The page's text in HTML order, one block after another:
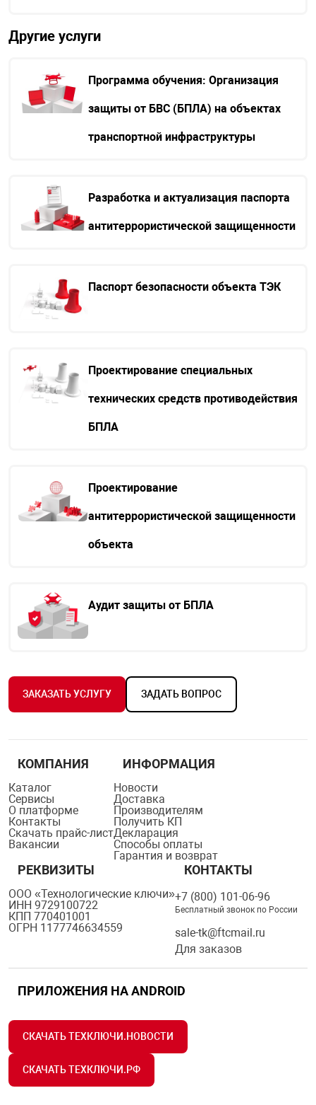
Другие услуги
Программа обучения: Организация
защиты от БВС (БПЛА) на объектах
транспортной инфраструктуры
Разработка и актуализация паспорта
антитеррористической защищенности
Паспорт безопасности объекта ТЭК
Проектирование специальных
технических средств противодействия
БПЛА
Проектирование
антитеррористической защищенности
объекта
Аудит защиты от БПЛА
ЗАКАЗАТЬ УСЛУГУ ЗАДАТЬ ВОПРОС
КОМПАНИЯ
Каталог
Сервисы
О платформе
Контакты
Скачать прайс-лист
Вакансии
ИНФОРМАЦИЯ
Новости
Доставка
Производителям
Получить КП
Декларация
Способы оплаты
Гарантия и возврат
РЕКВИЗИТЫ
ООО «Технологические ключи»
ИНН 9729100722
КПП 770401001
ОГРН 1177746634559
КОНТАКТЫ
+7 (800) 101-06-96
Бесплатный звонок по России
sale-tk@ftcmail.ru
Для заказов
ПРИЛОЖЕНИЯ НА ANDROID
СКАЧАТЬ ТЕХКЛЮЧИ.НОВОСТИ
СКАЧАТЬ ТЕХКЛЮЧИ.РФ